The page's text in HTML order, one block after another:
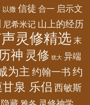
以撒 信徒 合一 启示文
尼希米记 山上的经历
灵修精选 末
神 灵修 犹大 异端
为主 约翰一书 约
泉 乐侣 西敏斯